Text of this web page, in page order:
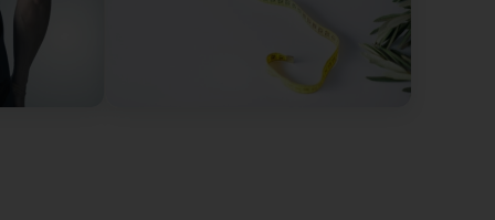
balance.. The exercises are explained in detail
advice is expert and easy to integrate
freet mech ze gesinn, wéi gutt’s de dech
dir wierklech eppes bréngen. Weider esou!